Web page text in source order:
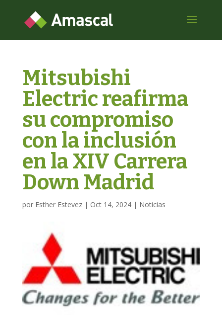
Mitsubishi
Electric reafirma
su compromiso
con la inclusión
en la XIV Carrera
Down Madrid
por Esther Estevez| Oct 14, 2024| Noticias